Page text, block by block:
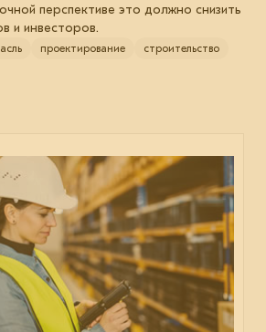
перспективе это должно снизить
и инвесторов.
проектирование строительство